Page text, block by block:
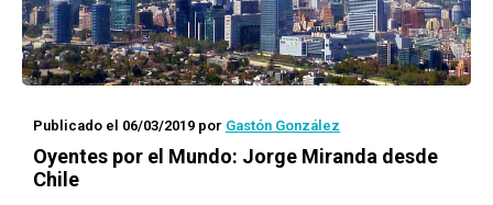
Publicado el 06/03/2019 por Gastón González
Oyentes por el Mundo: Jorge Miranda desde
Chile